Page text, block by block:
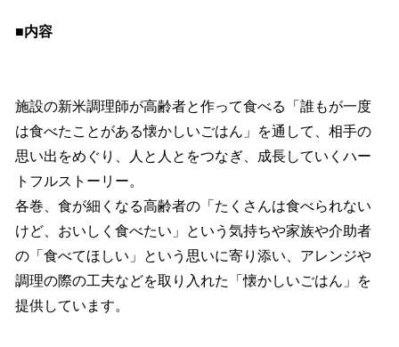
■内容
施設の新米調理師が高齢者と作って食べる「誰もが一度
は食べたことがある懐かしいごはん」を通して、相手の
思い出をめぐり、人と人とをつなぎ、成長していくハー
トフルストーリー。
各巻、食が細くなる高齢者の「たくさんは食べられない
けど、おいしく食べたい」という気持ちや家族や介助者
の「食べてほしい」という思いに寄り添い、アレンジや
調理の際の工夫などを取り入れた「懐かしいごはん」を
提供しています。